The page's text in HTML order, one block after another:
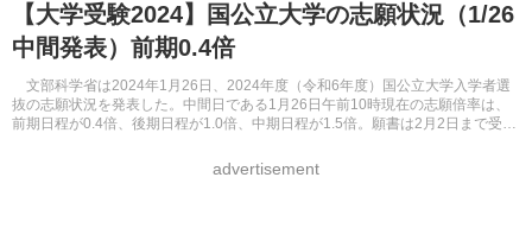
8月開催イベント・WS 全国公立高校 過去問 人気記事
自由研究教材（小学生向け） 自由研究教材（中学生向け）
【大学受験2024】国公立大学の志願状況（1/26
中間発表）前期0.4倍
文部科学省は2024年1月26日、2024年度（令和6年度）国公立大学入学者選
抜の志願状況を発表した。中間日である1月26日午前10時現在の志願倍率は、
前期日程が0.4倍、後期日程が1.0倍、中期日程が1.5倍。願書は2月2日まで受け
advertisement